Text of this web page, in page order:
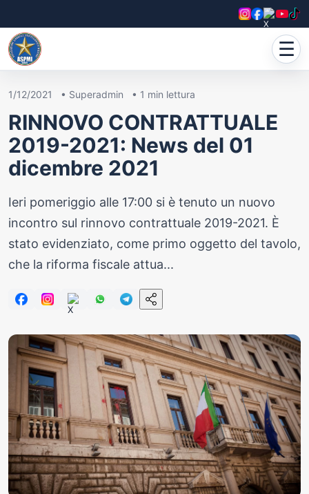
☰
1/12/2021 • Superadmin • 1 min lettura
RINNOVO CONTRATTUALE
2019-2021: News del 01
dicembre 2021
Ieri pomeriggio alle 17:00 si è tenuto un nuovo
incontro sul rinnovo contrattuale 2019-2021. È
stato evidenziato, come primo oggetto del tavolo,
che la riforma fiscale attua...